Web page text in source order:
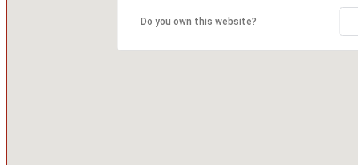
Do you own this website?